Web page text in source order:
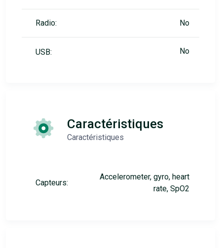
Radio: No
USB: No
Caractéristiques
Caractéristiques
Capteurs:
Accelerometer, gyro, heart
rate, SpO2